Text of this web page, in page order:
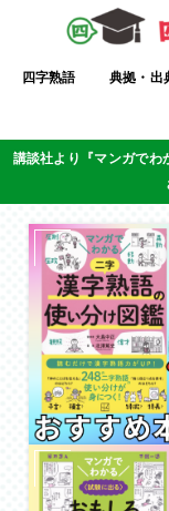
四字熟語 典拠・出
講談社より『マンガでわ